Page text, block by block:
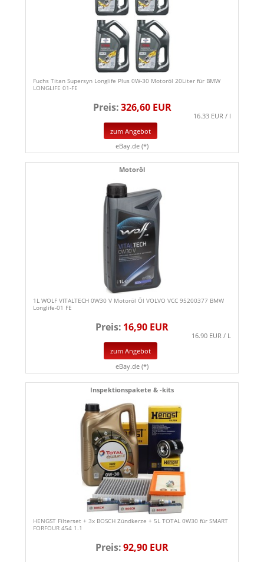
Fuchs Titan Supersyn Longlife Plus 0W-30 Motoröl 20Liter für BMW
LONGLIFE 01-FE
Preis:326,60 EUR
16.33 EUR / l
zum Angebot
eBay.de (*)
Motoröl
1L WOLF VITALTECH 0W30 V Motoröl Öl VOLVO VCC 95200377 BMW
Longlife-01 FE
Preis: 16,90 EUR
16.90 EUR / L
zum Angebot
eBay.de (*)
Inspektionspakete & -kits
HENGST Filterset + 3x BOSCH Zündkerze + 5L TOTAL 0W30 für SMART
FORFOUR 454 1.1
Preis:92,90 EUR